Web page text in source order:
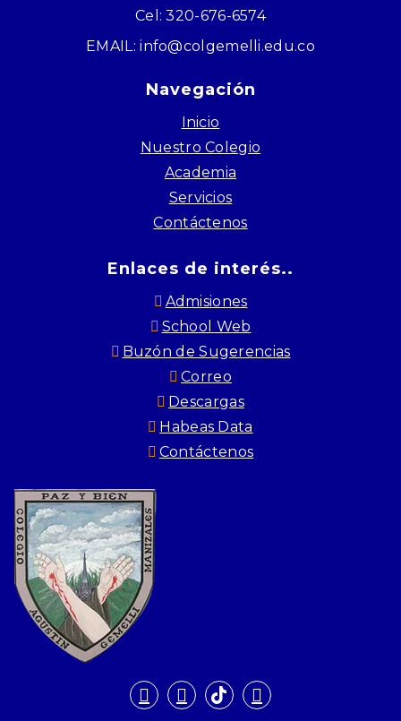
Cel: 320-676-6574
EMAIL: info@colgemelli.edu.co
Navegación
Inicio
Nuestro Colegio
Academia
Servicios
Contáctenos
Enlaces de interés..
Admisiones
School Web
Buzón de Sugerencias
Correo
Descargas
Habeas Data
Contáctenos